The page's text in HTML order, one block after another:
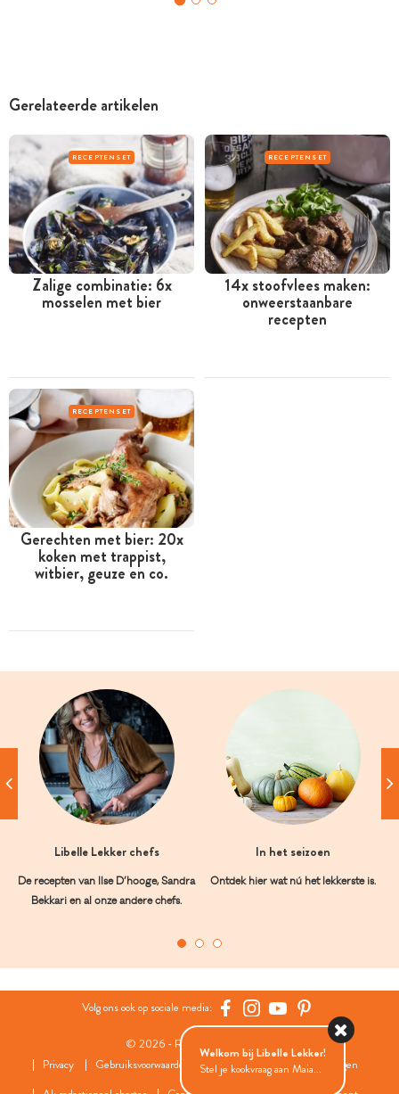
Gerelateerde artikelen
RECEPTENSET
Zalige combinatie: 6x
mosselen met bier
RECEPTENSET
14x stoofvlees maken:
onweerstaanbare
recepten
RECEPTENSET
Gerechten met bier: 20x
koken met trappist,
witbier, geuze en co.
Libelle Lekker chefs
De recepten van Ilse D’hooge, Sandra
Bekkari en al onze andere chefs.
In het seizoen
Ontdek hier wat nú het lekkerste is.
Volg ons ook op sociale media:
© 2026 - Roularta Media Group
Privacy
Gebruiksvoorwaarden Cookies
Cookies instellingen
Welkom bij Libelle Lekker!
Stel je kookvraag aan Maia...